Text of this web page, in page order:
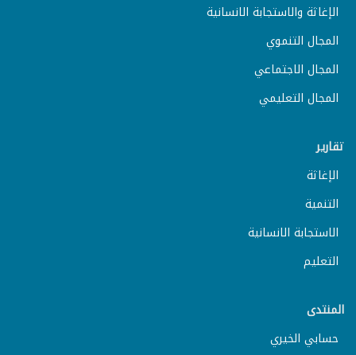
الإغاثة والاستجابة الانسانية
المجال التنموي
المجال الاجتماعي
المجال التعليمي
تقارير
الإغاثة
التنمية
الاستجابة الانسانية
التعليم
المنتدى
حسابي الخيري